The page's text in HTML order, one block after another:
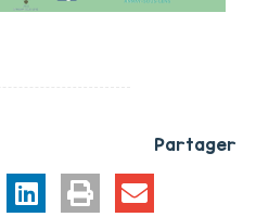
Partager